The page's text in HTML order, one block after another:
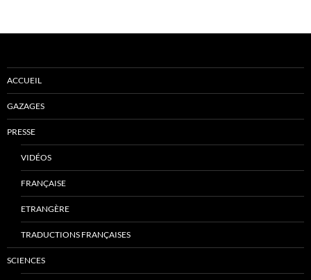
ACCUEIL
GAZAGES
PRESSE
VIDÉOS
FRANÇAISE
ETRANGÈRE
TRADUCTIONS FRANÇAISES
SCIENCES